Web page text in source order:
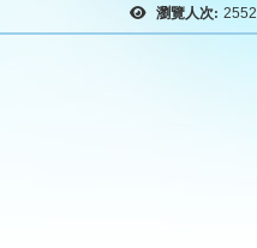
瀏覽人次: 2552